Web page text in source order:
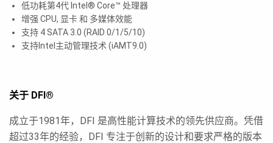
低功耗第4代 Intel® Core™ 处理器
增强 CPU, 显卡 和 多媒体效能
支持 4 SATA 3.0 (RAID 0/1/5/10)
支持Intel主动管理技术 (iAMT9.0)
关于 DFI®
成立于1981年，DFI 是高性能计算技术的领先供应商。凭借
超过33年的经验，DFI 专注于创新的设计和要求严格的版本